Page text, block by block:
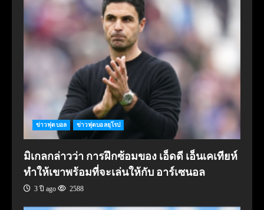
ข่าวฟุตบอล ข่าวฟุตบอลยุโรป
มิเกลกล่าวว่า การฝึกซ้อมของ เอ็ดดี เอ็นเคเทียห์
ทำให้เขาพร้อมที่จะเล่นให้กับ อาร์เซนอล
3 ปี ago 2588